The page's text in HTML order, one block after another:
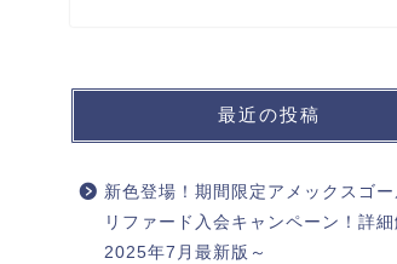
最近の投稿
新色登場！期間限定アメックスゴ
リファード入会キャンペーン！詳細
2025年7月最新版～